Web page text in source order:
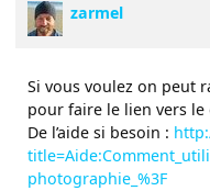
zarmel
Si vous voulez on peut
pour faire le lien vers le
De l’aide si besoin :
photographie_%3F